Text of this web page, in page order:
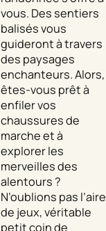
vous. Des sentiers
balisés vous
guideront à travers
des paysages
enchanteurs. Alors,
êtes-vous prêt à
enfiler vos
chaussures de
marche et à
explorer les
merveilles des
alentours ?
N’oublions pas l’aire
de jeux, véritable
petit coin de